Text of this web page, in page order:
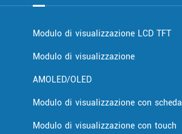
Modulo di visualizzazione LCD TFT
Modulo di visualizzazione
AMOLED/OLED
Modulo di visualizzazione con scheda
Modulo di visualizzazione con touch